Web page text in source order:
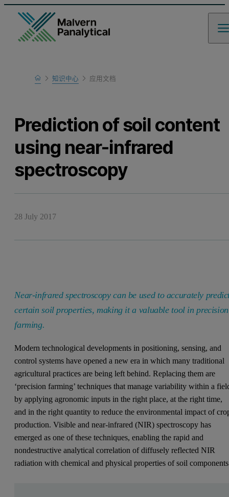
Home
Learn
知识中心 应用文档
Prediction of soil content
using near-infrared
spectroscopy
28 July 2017
Near-infrared spectroscopy can be used to accurately
certain soil properties, making it a valuable tool in precision
farming.
Modern technological developments in positioning, sensing, and
control systems have opened a new era in which many traditional
agricultural practices are being left behind. Replacing them are
‘precision farming’ techniques that manage variability within a
by applying agronomic inputs in the right place, at the right time,
and in the right quantity to reduce the environmental impact of
production. Visible and near-infrared (NIR) spectroscopy has
emerged as one of these techniques, enabling the rapid and
nondestructive analytical correlation of diffusely reflected NIR
radiation with chemical and physical properties of soil